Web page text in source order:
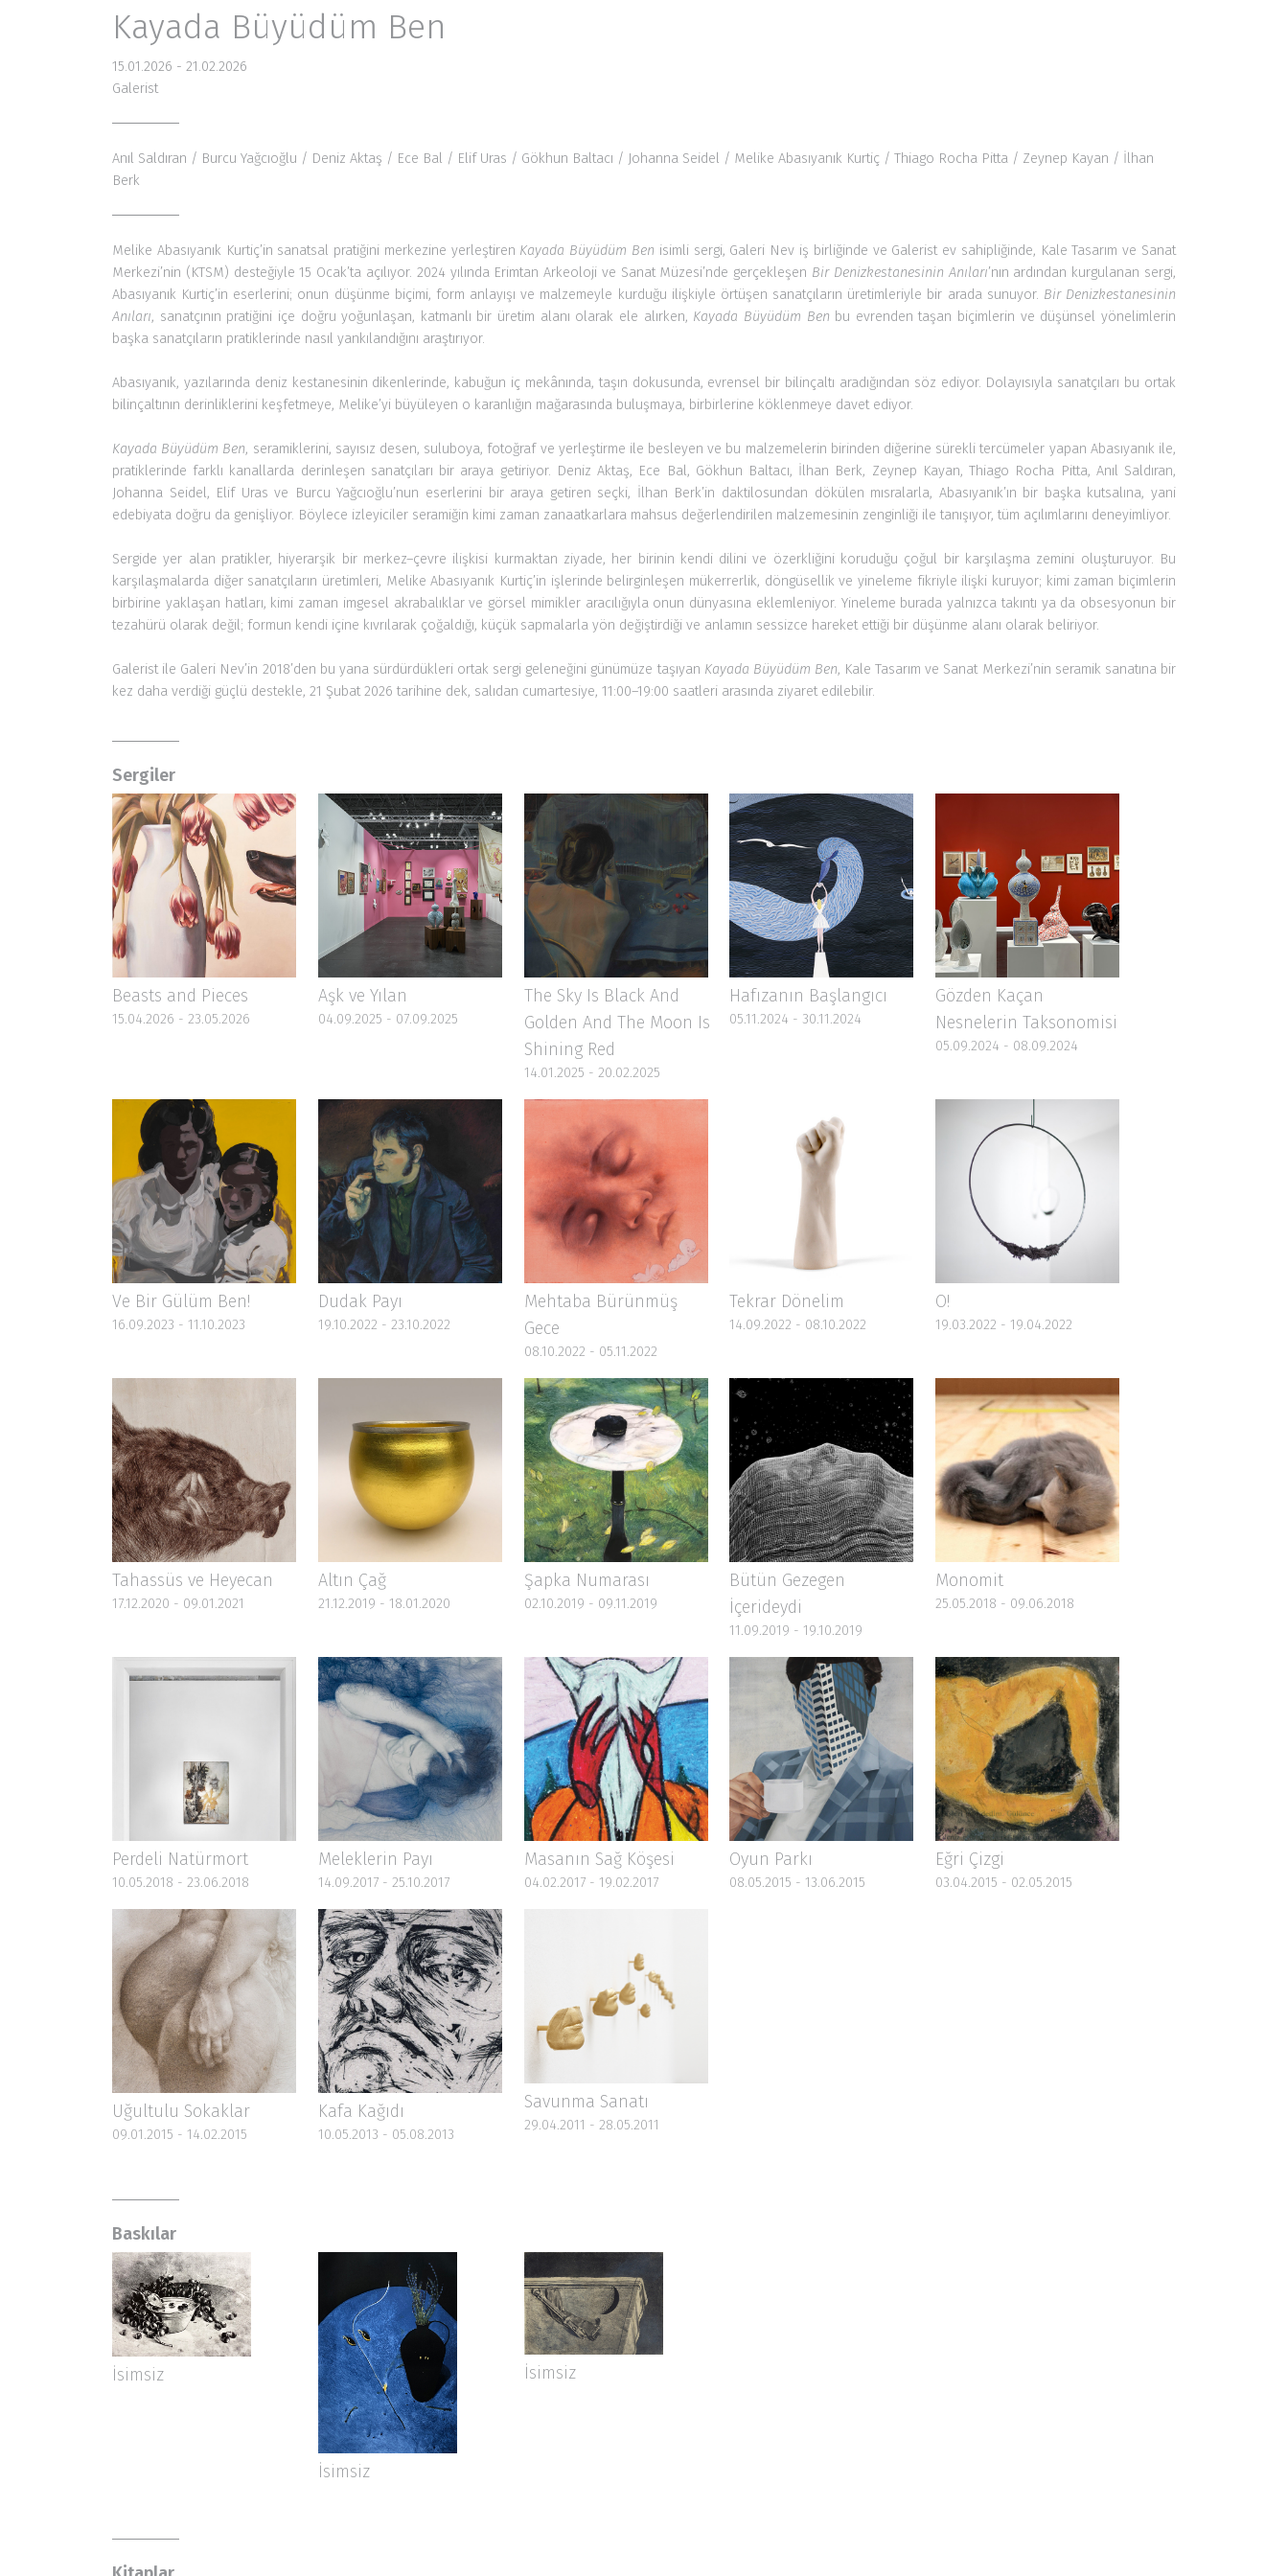
Galerist
Anıl Saldıran
Melike Abasıyanık Kurtiç’in sanatsal pratiğini merkezine yerleştiren
Anıları , sanatçının pratiğini içe doğru yoğunlaşan, katmanlı bir üretim alanı olarak ele alırken, Kayada Büyüdüm Benbu evrenden taşan biçimlerin ve düşünsel yönelimlerin
başka sanatçıların pratiklerinde nasıl yankılandığını araştırıyor.
Abasıyanık, yazılarında deniz kestanesinin dikenlerinde, kabuğun iç mekânında, taşın dokusunda, evrensel bir bilinçaltı aradığından söz ediyor. Dolayısıyla sanatçıları bu ortak
bilinçaltının derinliklerini keşfetmeye, Melike’yi büyüleyen o karanlığın mağarasında buluşmaya, birbirlerine köklenmeye davet ediyor.
Kayada Büyüdüm Ben, seramiklerini, sayısız desen, suluboya, fotoğraf ve yerleştirme ile besleyen ve bu malzemelerin birinden diğerine sürekli tercümeler yapan Abasıyanık ile,
pratiklerinde farklı kanallarda derinleşen sanatçıları bir araya getiriyor. Deniz Aktaş, Ece Bal, Gökhun Baltacı, İlhan Berk, Zeynep Kayan, Thiago Rocha Pitta, Anıl Saldıran,
edebiyata doğru da genişliyor. Böylece izleyiciler seramiğin kimi zaman zanaatkarlara mahsus değerlendirilen malzemesinin zenginliği ile tanışıyor, tüm açılımlarını deneyimliyor.
Sergide yer alan pratikler, hiyerarşik bir merkez–çevre ilişkisi kurmaktan ziyade, her birinin kendi dilini ve özerkliğini koruduğu çoğul bir karşılaşma zemini oluşturuyor. Bu
karşılaşmalarda diğer sanatçıların üretimleri, Melike Abasıyanık Kurtiç’in işlerinde belirginleşen mükerrerlik, döngüsellik ve yineleme fikriyle ilişki kuruyor; kimi zaman biçimlerin
tezahürü olarak değil; formun kendi içine kıvrılarak çoğaldığı, küçük sapmalarla yön değiştirdiği ve anlamın sessizce hareket ettiği bir düşünme alanı olarak beliriyor.
Galerist ile Galeri Nev’in 2018’den bu yana sürdürdükleri ortak sergi geleneğini günümüze taşıyanKayada Büyüdüm Ben , Kale Tasarım ve Sanat Merkezi’nin seramik sanatına bir
kez daha verdiği güçlü destekle, 21 Şubat 2026 tarihine dek, salıdan cumartesiye, 11:00–19:00 saatleri arasında ziyaret edilebilir.
Beasts and Pieces
15.04.2026 - 23.05.2026
Aşk ve Yılan
04.09.2025 - 07.09.2025
The Sky Is Black And
Golden And The Moon Is
Shining Red
14.01.2025 - 20.02.2025
Hafızanın Başlangıcı
05.11.2024 - 30.11.2024
Gözden Kaçan
Nesnelerin Taksonomisi
05.09.2024 - 08.09.2024
Ve Bir Gülüm Ben!
16.09.2023 - 11.10.2023
Dudak Payı
19.10.2022 - 23.10.2022
Mehtaba Bürünmüş
08.10.2022 - 05.11.2022
Tekrar Dönelim
14.09.2022 - 08.10.2022 19.03.2022 - 19.04.2022
Tahassüs ve Heyecan
17.12.2020 - 09.01.2021
Altın Çağ
21.12.2019 - 18.01.2020
Şapka Numarası
02.10.2019 - 09.11.2019
Bütün Gezegen
İçerideydi
11.09.2019 - 19.10.2019
Monomit
25.05.2018 - 09.06.2018
Perdeli Natürmort
10.05.2018 - 23.06.2018
Meleklerin Payı
14.09.2017 - 25.10.2017
Masanın Sağ Köşesi
04.02.2017 - 19.02.2017
Oyun Parkı
08.05.2015 - 13.06.2015
Eğri Çizgi
03.04.2015 - 02.05.2015
Uğultulu Sokaklar
09.01.2015 - 14.02.2015
Kafa Kağıdı
10.05.2013 - 05.08.2013
Savunma Sanatı
29.04.2011 - 28.05.2011
İsimsiz
İsimsiz
İsimsiz